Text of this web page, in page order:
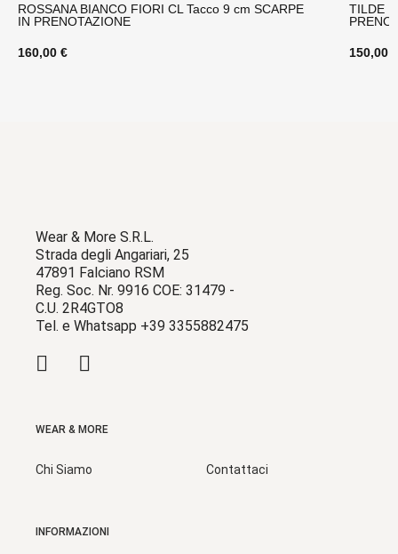
ROSSANA BIANCO FIORI CL Tacco 9 cm SCARPE
IN PRENOTAZIONE
160,00 €
TILDE
150,00
Wear & More S.R.L.
Strada degli Angariari, 25
47891 Falciano RSM
Reg. Soc. Nr. 9916 COE: 31479 -
C.U. 2R4GTO8
Tel. e Whatsapp +39 3355882475
WEAR & MORE
Chi Siamo Contattaci
INFORMAZIONI